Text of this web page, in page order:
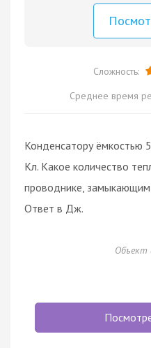
Сложность:
Среднее время
Конденсатору ёмкостью
Кл. Какое количество
проводнике,
Ответ в Дж.
Объект